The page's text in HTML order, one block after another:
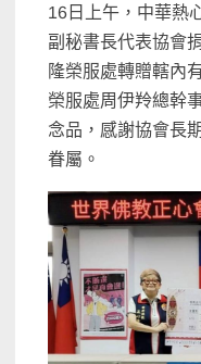
16日上午，中華熱
副秘書長代表協會
隆榮服處轉贈轄內
榮服處周伊羚總幹
念品，感謝協會長
眷屬。